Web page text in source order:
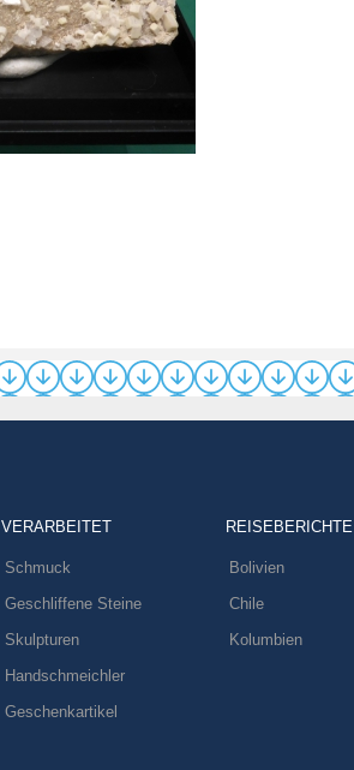
VERARBEITET
Schmuck
Geschliffene Steine
Skulpturen
Handschmeichler
Geschenkartikel
REISEBERICHTE
Bolivien
Chile
Kolumbien